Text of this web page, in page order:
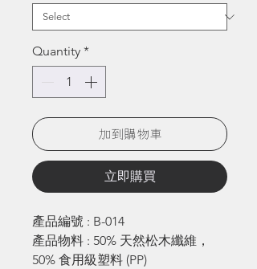
Quantity *
加到購物車
立即購買
產品編號 : B-014
產品物料 : 50% 天然松木纖維，
50% 食用級塑料 (PP)